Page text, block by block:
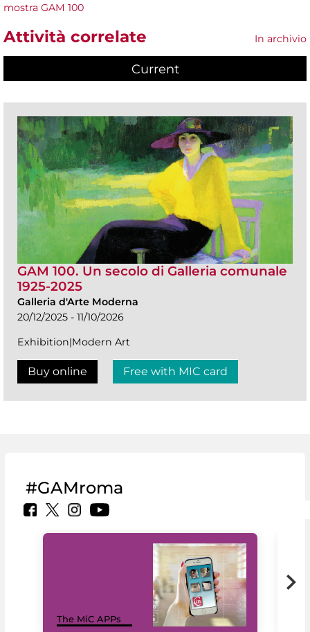
mostra GAM 100
Attività correlate In archivio
Current(active tab)
GAM 100. Un secolo di Galleria comunale
1925-2025
Galleria d'Arte Moderna
20/12/2025 - 11/10/2026
Exhibition|Modern Art
Buy online Free with MIC card
#GAMroma
The MiC APPs